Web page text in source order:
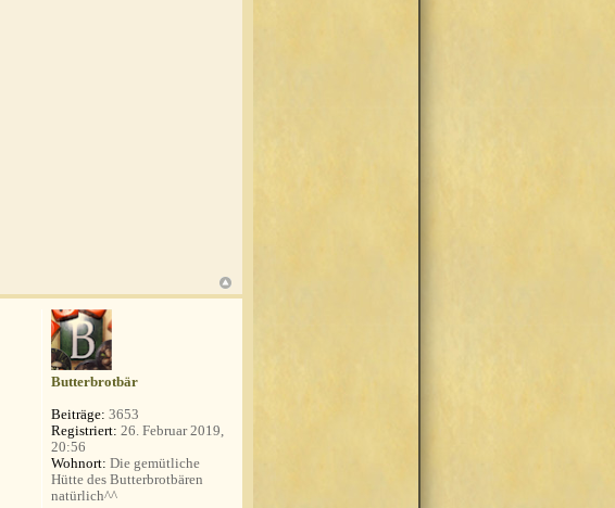
Butterbrotbär
Beiträge: 3653
Registriert: 26. Februar 2019,
20:56
Wohnort: Die gemütliche
Hütte des Butterbrotbären
natürlich^^